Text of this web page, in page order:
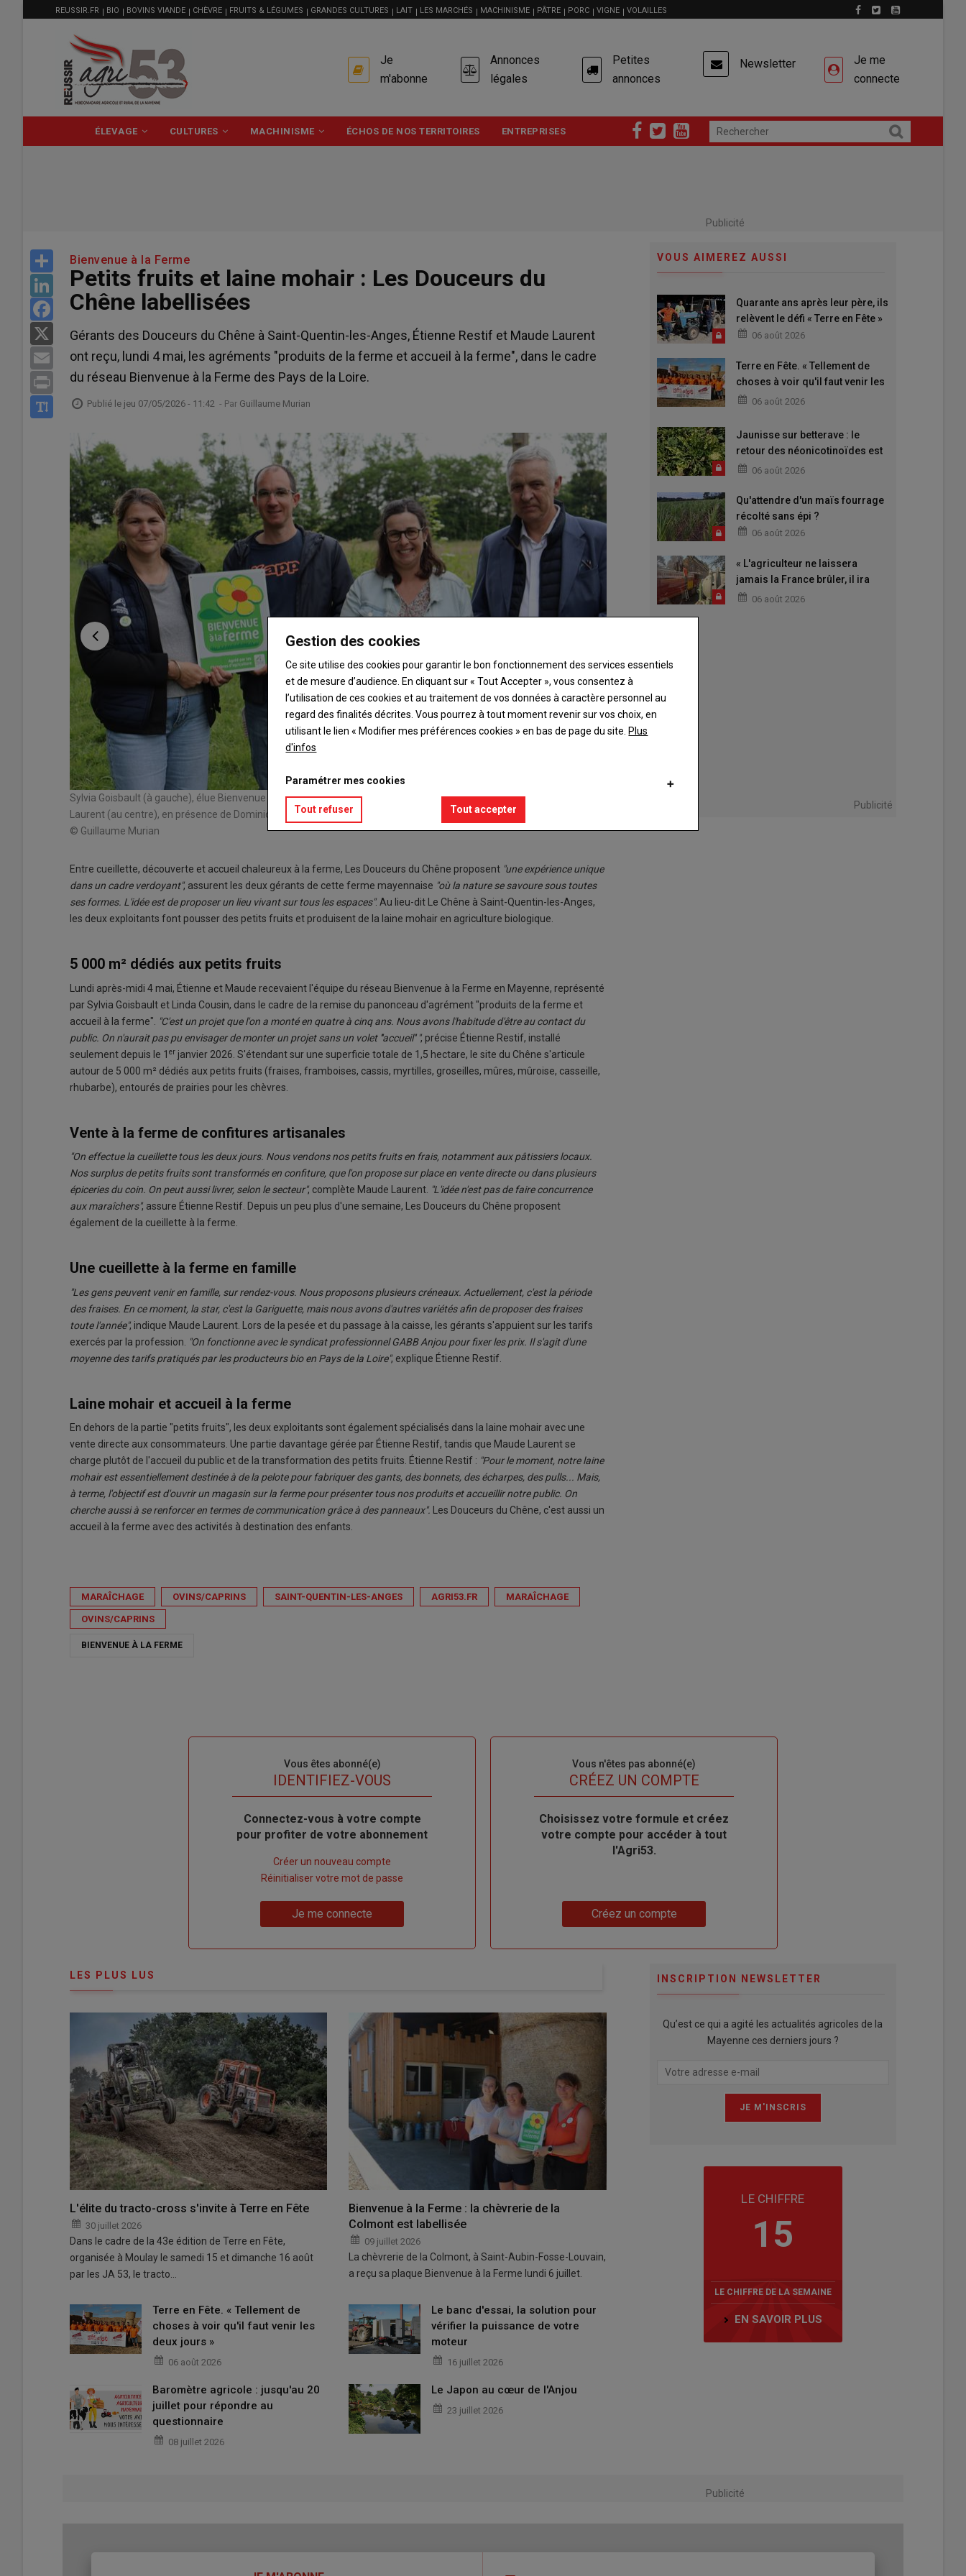
MENU
FILIÈRE
REUSSIR.FR BIO BOVINS VIANDE CHÈVRE FRUITS & LÉGUMES GRANDES CULTURES LAIT LES MARCHÉS MACHINISME PÂTRE PORC VIGNE VOLAILLES
USER
ACCOUNT
MENU
Je
m'abonne
Annonces
légales
Petites
annonces
Newsletter
Je me
connecte
PRINCIPALE
ÉLEVAGE CULTURES MACHINISME ÉCHOS DE NOS TERRITOIRES ENTREPRISES
Publicité
Share
LinkedIn
Facebook
Email
Print
Bienvenue à la Ferme
Petits fruits et laine mohair : Les Douceurs du
Chêne labellisées
Gérants des Douceurs du Chêne à Saint-Quentin-les-Anges, Étienne Restif et Maude Laurent
ont reçu, lundi 4 mai, les agréments "produits de la ferme et accueil à la ferme", dans le cadre
du réseau Bienvenue à la Ferme des Pays de la Loire.
Publié le jeu 07/05/2026 - 11:42 - Par Guillaume Murian
Sylvia Goisbault (à gauche), élue Bienvenue à la Ferme, a remis le panonceau d'agrément à Étienne Restif et Maude
Laurent (au centre), en présence de Dominique Guineheux, maire de Saint-Quentin-les-Anges.
© Guillaume Murian
Étienne Restif donnant quelques friandises à ses chèvres Angora. Au total,
© GM
Entre cueillette, découverte et accueil chaleureux à la ferme, Les Douceurs du Chêne proposent "une expérience unique
dans un cadre verdoyant", assurent les deux gérants de cette ferme mayennaise "où la nature se savoure sous toutes
ses formes. L'idée est de proposer un lieu vivant sur tous les espaces". Au lieu-dit Le Chêne à Saint-Quentin-les-Anges,
les deux exploitants font pousser des petits fruits et produisent de la laine mohair en agriculture biologique.
5 000 m² dédiés aux petits fruits
Lundi après-midi 4 mai, Étienne et Maude recevaient l'équipe du réseau Bienvenue à la Ferme en Mayenne, représenté
par Sylvia Goisbault et Linda Cousin, dans le cadre de la remise du panonceau d'agrément "produits de la ferme et
accueil à la ferme".
"C'est un projet que l'on a monté en quatre à cinq ans. Nous avons l'habitude d'être au contact du
public. On n'aurait pas pu envisager de monter un projet sans un volet '''accueil'' ", précise Étienne Restif, installé
seulement depuis le 1 er janvier 2026. S'étendant sur une superficie totale de 1,5 hectare, le site du Chêne s'articule
autour de 5 000 m² dédiés aux petits fruits (fraises, framboises, cassis, myrtilles, groseilles, mûres, mûroise, casseille,
rhubarbe), entourés de prairies pour les chèvres.
Vente à la ferme de confitures artisanales
"On effectue la cueillette tous les deux jours. Nous vendons nos petits fruits en frais, notammentaux pâtissiers locaux.
Nos surplus de petits fruits sont transformés en confiture, que l'on propose sur place en vente directe oudans plusieurs
épiceries du coin. On peut aussi livrer, selon le secteur", complète Maude Laurent. "L'idée n'est pas de faire concurrence
aux maraîchers", assure Étienne Restif. Depuis un peu plus d'une semaine, Les Douceurs du Chêne proposent
également de la cueillette à la ferme.
Une cueillette à la ferme en famille
"Les gens peuvent venir en famille, sur rendez-vous. Nous proposons plusieurs créneaux. Actuellement, c'est la période
des fraises. En ce moment, la star, c'est la Gariguette, mais nous avons d'autres variétés afin de proposer des fraises
toute l'année", indique Maude Laurent. Lors de la pesée et du passage à la caisse, les gérants s'appuient sur les tarifs
exercés par la profession.
"On fonctionne avec le syndicat professionnel GABB Anjou pour fixer les prix. Il s'agit d'une
moyenne des tarifs pratiqués par les producteurs bio en Pays de la Loire", explique Étienne Restif.
Laine mohair et accueil à la ferme
En dehors de la partie "petits fruits", les deux exploitants sont également spécialisés dans la laine mohair avec une
vente directe aux consommateurs. Une partie davantage gérée par Étienne Restif, tandis que Maude Laurent se
charge plutôt de l'accueil du public et de la transformation des petits fruits. Étienne Restif : "Pour le moment, notre laine
mohair est essentiellement destinée à de la pelote pour fabriquer des gants, des bonnets, des écharpes, des pulls... Mais,
à terme, l'objectif est d'ouvrir un magasin sur la ferme pour présenter tous nos produits et accueillir notre public. On
cherche aussi à se renforcer en termes de communication grâce à des panneaux". Les Douceurs du Chêne, c'est aussi un
accueil à la ferme avec des activités à destination des enfants.
MARAÎCHAGE OVINS/CAPRINS SAINT-QUENTIN-LES-ANGES AGRI53.FR MARAÎCHAGE
OVINS/CAPRINS
BIENVENUE À LA FERME
VOUS AIMEREZ AUSSI
Quarante ans après leur père, ils
relèvent le défi « Terre en Fête »
06 août 2026
Terre en Fête. « Tellement de
choses à voir qu'il faut venir les
deux jours »
06 août 2026
Jaunisse sur betterave : le
retour des néonicotinoïdes est
attendu
06 août 2026
Qu'attendre d'un maïs fourrage
récolté sans épi ?
06 août 2026
« L'agriculteur ne laissera
jamais la France brûler, il ira
aider »06 août 2026
Publicité
Vous êtes abonné(e)
IDENTIFIEZ-VOUS
Body
Connectez-vous à votre compte
pour profiter de votre abonnement
compte"
Créer un nouveau compte
Réinitialiser votre mot de passe
Je me connecte
Vous n'êtes pas abonné(e)
TITRECRÉEZ UN COMPTE
Body
Choisissez votre formule et créez
votre compte pour accéder à tout
l'Agri53.
Créez un compte
LES PLUS LUS
L'élite du tracto-cross s'invite à Terre en Fête
30 juillet 2026
Dans le cadre de la 43e édition de Terre en Fête,
organisée à Moulay le samedi 15 et dimanche 16 août
par les JA 53, le tracto…
Bienvenue à la Ferme : la chèvrerie de la
Colmont est labellisée
09 juillet 2026
La chèvrerie de la Colmont, à Saint-Aubin-Fosse-Louvain,
a reçu sa plaque Bienvenue à la Ferme lundi 6 juillet.
Terre en Fête. « Tellement de
choses à voir qu'il faut venir les
deux jours »
06 août 2026
Le banc d'essai, la solution pour
vérifier la puissance de votre
moteur
16 juillet 2026
Baromètre agricole : jusqu'au 20
juillet pour répondre au
questionnaire
08 juillet 2026
Le Japon au cœur de l'Anjou
23 juillet 2026
INSCRIPTION NEWSLETTER
Qu’est ce qui a agité les actualités agricoles de la
Mayenne ces derniers jours ?
LE CHIFFRE
15
LE CHIFFRE DE LA SEMAINE
EN SAVOIR PLUS
Publicité
Gestion des cookies
Ce site utilise des cookies pour garantir le bon fonctionnement des services essentiels
et de mesure d’audience. En cliquant sur « Tout Accepter », vous consentez à
l’utilisation de ces cookies et au traitement de vos données à caractère personnel au
regard des finalités décrites. Vous pourrez à tout moment revenir sur vos choix, en
utilisant le lien « Modifier mes préférences cookies » en bas de page du site. Plus
d'infos
Paramétrer mes cookies
Tout refuser Tout accepter